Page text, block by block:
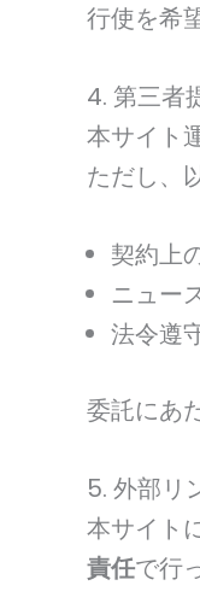
行使を希
4. 第三者
本サイト
ただし、
契約上
ニュー
法令遵
委託にあ
5. 外部リ
本サイト
責任で行